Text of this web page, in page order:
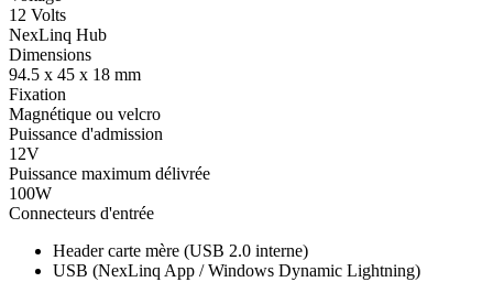
12 Volts
NexLinq Hub
Dimensions
94.5 x 45 x 18 mm
Fixation
Magnétique ou velcro
Puissance d'admission
12V
Puissance maximum délivrée
100W
Connecteurs d'entrée
Header carte mère (USB 2.0 interne)
USB (NexLinq App / Windows Dynamic Lightning)